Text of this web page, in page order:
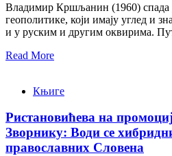
Владимир Кршљанин (1960) спада
геополитике, који имају углед и
и у руским и другим оквирима.
Read More
Књиге
Ристановићева на
Зворнику: Води се
православних Словена